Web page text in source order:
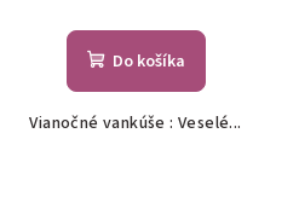
Do košíka
Vianočné vankúše : Veselé...